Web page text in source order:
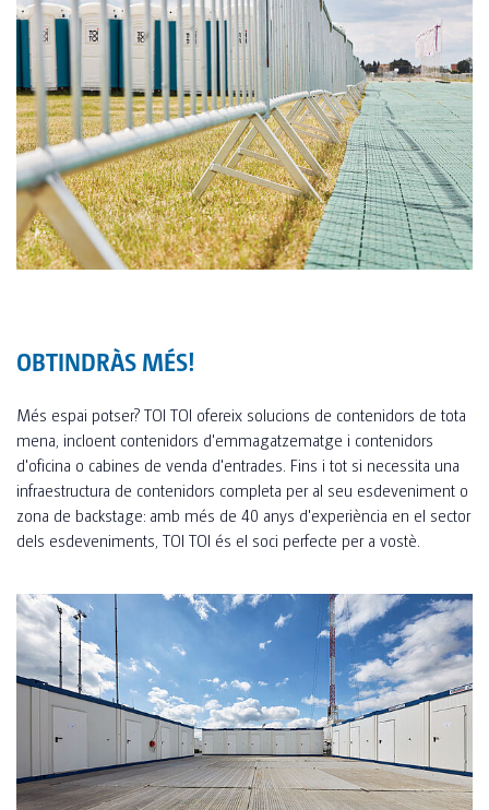
OBTINDRÀS MÉS!
Més espai potser? TOI TOI ofereix solucions de contenidors de tota
mena, incloent contenidors d'emmagatzematge i contenidors
d'oficina o cabines de venda d'entrades. Fins i tot si necessita una
infraestructura de contenidors completa per al seu esdeveniment o
zona de backstage: amb més de 40 anys d'experiència en el sector
dels esdeveniments, TOI TOI és el soci perfecte per a vostè.